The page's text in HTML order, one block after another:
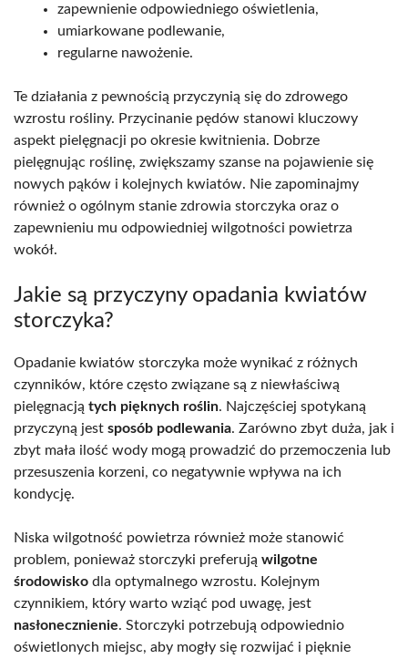
zapewnienie odpowiedniego oświetlenia,
umiarkowane podlewanie,
regularne nawożenie.
Te działania z pewnością przyczynią się do zdrowego
wzrostu rośliny. Przycinanie pędów stanowi kluczowy
aspekt pielęgnacji po okresie kwitnienia. Dobrze
pielęgnując roślinę, zwiększamy szanse na pojawienie się
nowych pąków i kolejnych kwiatów. Nie zapominajmy
również o ogólnym stanie zdrowia storczyka oraz o
zapewnieniu mu odpowiedniej wilgotności powietrza
wokół.
Jakie są przyczyny opadania kwiatów
storczyka?
Opadanie kwiatów storczyka może wynikać z różnych
czynników, które często związane są z niewłaściwą
pielęgnacją tych pięknych roślin. Najczęściej spotykaną
przyczyną jest sposób podlewania. Zarówno zbyt duża, jak i
zbyt mała ilość wody mogą prowadzić do przemoczenia lub
przesuszenia korzeni, co negatywnie wpływa na ich
kondycję.
Niska wilgotność powietrza również może stanowić
problem, ponieważ storczyki preferują wilgotne
środowisko dla optymalnego wzrostu. Kolejnym
czynnikiem, który warto wziąć pod uwagę, jest
nasłonecznienie. Storczyki potrzebują odpowiednio
oświetlonych miejsc, aby mogły się rozwijać i pięknie